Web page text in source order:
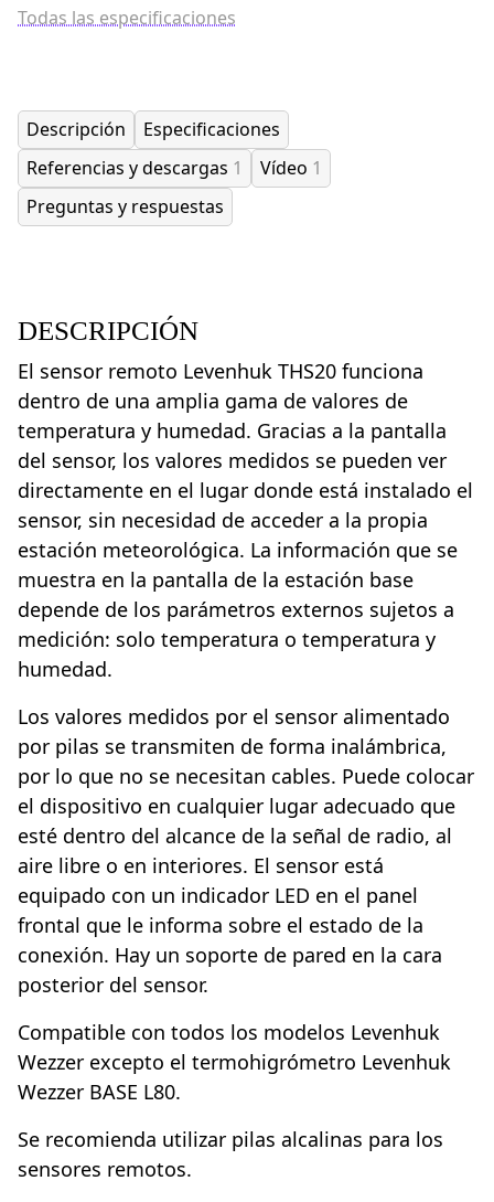
Todas las especificaciones
Descripción
Especificaciones
Referencias y descargas 1 Vídeo 1
Preguntas y respuestas
DESCRIPCIÓN
El sensor remoto Levenhuk THS20 funciona
dentro de una amplia gama de valores de
temperatura y humedad. Gracias a la pantalla
del sensor, los valores medidos se pueden ver
directamente en el lugar donde está instalado el
sensor, sin necesidad de acceder a la propia
estación meteorológica. La información que se
muestra en la pantalla de la estación base
depende de los parámetros externos sujetos a
medición: solo temperatura o temperatura y
humedad.
Los valores medidos por el sensor alimentado
por pilas se transmiten de forma inalámbrica,
por lo que no se necesitan cables. Puede colocar
el dispositivo en cualquier lugar adecuado que
esté dentro del alcance de la señal de radio, al
aire libre o en interiores. El sensor está
equipado con un indicador LED en el panel
frontal que le informa sobre el estado de la
conexión. Hay un soporte de pared en la cara
posterior del sensor.
Compatible con todos los modelos Levenhuk
Wezzer excepto el termohigrómetro Levenhuk
Wezzer BASE L80.
Se recomienda utilizar pilas alcalinas para los
sensores remotos.